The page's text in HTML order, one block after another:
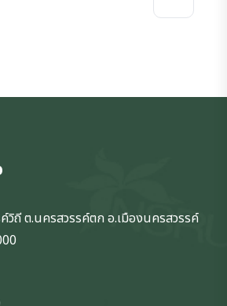
วิถี ต.นครสวรรค์ตก อ.เมืองนครสวรรค์